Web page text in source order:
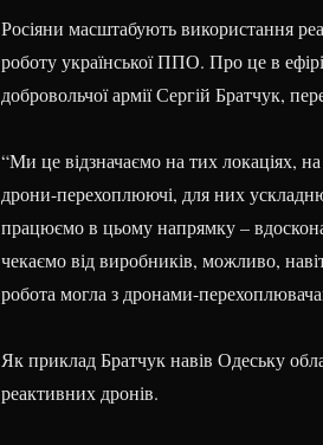
Росіяни масштабують використання
роботу української ППО. Про це в
добровольчої армії Сергій Братчук,
“Ми це відзначаємо на тих локаціях,
дрони-перехоплюючі, для них
працюємо в цьому напрямку –
чекаємо від виробників, можливо,
робота могла з дронами-
Як приклад Братчук навів Одеську
реактивних дронів.